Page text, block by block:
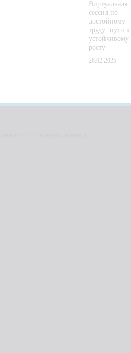
Виртуальная
сессия по
достойному
труду: пути к
устойчивому
росту
26.02.2025